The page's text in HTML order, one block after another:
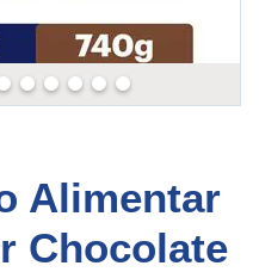
Alimentar
Chocolate